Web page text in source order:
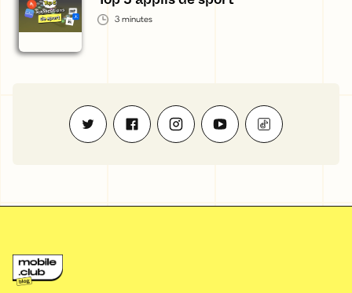
3 minutes